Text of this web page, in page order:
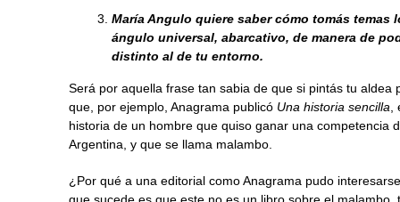
María Angulo quiere saber cómo tomás
ángulo universal, abarcativo, de manera de
distinto al de tu entorno.
Será por aquella frase tan sabia de que si pintás tu
que, por ejemplo, Anagrama publicó Una historia sencilla
historia de un hombre que quiso ganar una competencia
Argentina, y que se llama malambo.
¿Por qué a una editorial como Anagrama pudo
que sucede es que este no es un libro sobre el